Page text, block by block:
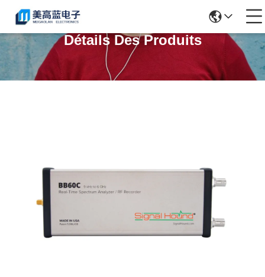
Détails Des Produits